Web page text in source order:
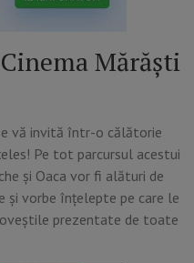
Mărăști
vă invită într-o călătorie
Pe tot parcursul acestui
și Oaca vor fi alături de
și vorbe înțelepte pe care le
prezentate de toate